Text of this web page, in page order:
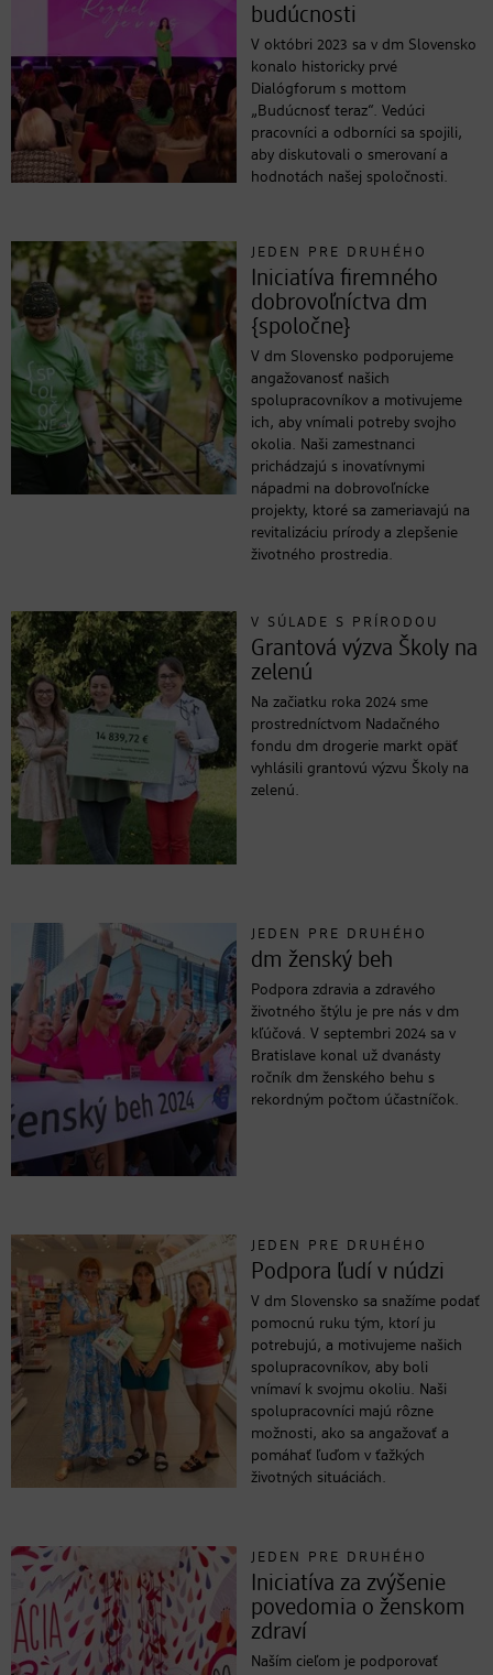
budúcnosti
V októbri 2023 sa v dm Slovensko
konalo historicky prvé
Dialógforum s mottom
„Budúcnosť teraz“. Vedúci
pracovníci a odborníci sa spojili,
aby diskutovali o smerovaní a
hodnotách našej spoločnosti.
JEDEN PRE DRUHÉHO
Iniciatíva firemného
dobrovoľníctva dm
{spoločne}
V dm Slovensko podporujeme
angažovanosť našich
spolupracovníkov a motivujeme
ich, aby vnímali potreby svojho
okolia. Naši zamestnanci
prichádzajú s inovatívnymi
nápadmi na dobrovoľnícke
projekty, ktoré sa zameriavajú na
revitalizáciu prírody a zlepšenie
životného prostredia.
V SÚLADE S PRÍRODOU
Grantová výzva Školy na
zelenú
Na začiatku roka 2024 sme
prostredníctvom Nadačného
fondu dm drogerie markt opäť
vyhlásili grantovú výzvu Školy na
zelenú.
JEDEN PRE DRUHÉHO
dm ženský beh
Podpora zdravia a zdravého
životného štýlu je pre nás v dm
kľúčová. V septembri 2024 sa v
Bratislave konal už dvanásty
ročník dm ženského behu s
rekordným počtom účastníčok.
JEDEN PRE DRUHÉHO
Podpora ľudí v núdzi
V dm Slovensko sa snažíme podať
pomocnú ruku tým, ktorí ju
potrebujú, a motivujeme našich
spolupracovníkov, aby boli
vnímaví k svojmu okoliu. Naši
spolupracovníci majú rôzne
možnosti, ako sa angažovať a
pomáhať ľuďom v ťažkých
životných situáciách.
JEDEN PRE DRUHÉHO
Iniciatíva za zvýšenie
povedomia o ženskom
zdraví
Naším cieľom je podporovať